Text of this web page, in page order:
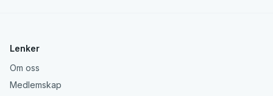
Lenker
Om oss
Medlemskap